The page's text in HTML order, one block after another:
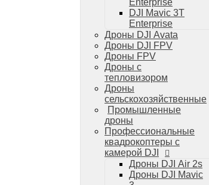
Системы и комплексы РЭБ
РЭБ Тетраэдр
РЭБ Ромашка
Подавители БПЛА
Детекторы БПЛА
Подавители дронов Гарпия
Комплектующие для дронов
Спутниковая связь
Очки VR для дронов
Зарядные устройства для дронов
Пульты для дронов
Пропеллеры для дронов
Кейсы для дронов
Тепловизионные бинокли
Enterprise
DJI Mavic 3T
Enterprise
Дроны DJI Avata
Дроны DJI FPV
Дроны FPV
Дроны с
тепловизором
Дроны
сельскохозяйственные
Промышленные
дроны
Профессиональные
квадрокоптеры с
камерой DJI
Дроны DJI Air 2s
Дроны DJI Mavic